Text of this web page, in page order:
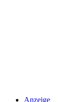
Anzeige